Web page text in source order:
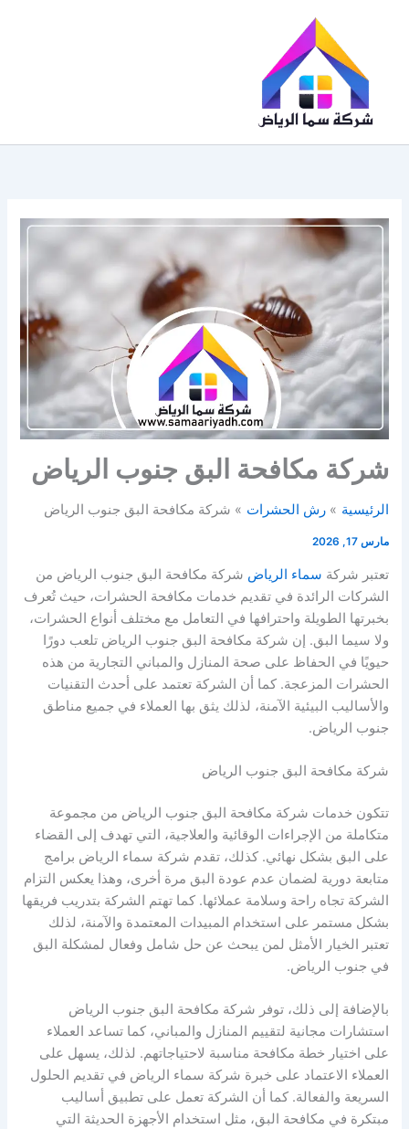
شركة مكافحة البق جنوب الرياض
الرئيسية رش الحشرات شركة مكافحة البق جنوب الرياض
مارس 17, 2026
تعتبر شركة سماء الرياض شركة مكافحة البق جنوب الرياض من
الشركات الرائدة في تقديم خدمات مكافحة الحشرات، حيث تُعرف
بخبرتها الطويلة واحترافها في التعامل مع مختلف أنواع الحشرات،
ولا سيما البق. إن شركة مكافحة البق جنوب الرياض تلعب دورًا
حيويًا في الحفاظ على صحة المنازل والمباني التجارية من هذه
الحشرات المزعجة. كما أن الشركة تعتمد على أحدث التقنيات
والأساليب البيئية الآمنة، لذلك يثق بها العملاء في جميع مناطق
جنوب الرياض.
شركة مكافحة البق جنوب الرياض
تتكون خدمات شركة مكافحة البق جنوب الرياض من مجموعة
متكاملة من الإجراءات الوقائية والعلاجية، التي تهدف إلى القضاء
على البق بشكل نهائي. كذلك، تقدم شركة سماء الرياض برامج
متابعة دورية لضمان عدم عودة البق مرة أخرى، وهذا يعكس التزام
الشركة تجاه راحة وسلامة عملائها. كما تهتم الشركة بتدريب فريقها
بشكل مستمر على استخدام المبيدات المعتمدة والآمنة، لذلك
تعتبر الخيار الأمثل لمن يبحث عن حل شامل وفعال لمشكلة البق
في جنوب الرياض.
بالإضافة إلى ذلك، توفر شركة مكافحة البق جنوب الرياض
استشارات مجانية لتقييم المنازل والمباني، كما تساعد العملاء
على اختيار خطة مكافحة مناسبة لاحتياجاتهم. لذلك، يسهل على
العملاء الاعتماد على خبرة شركة سماء الرياض في تقديم الحلول
السريعة والفعالة. كما أن الشركة تعمل على تطبيق أساليب
مبتكرة في مكافحة البق، مثل استخدام الأجهزة الحديثة التي